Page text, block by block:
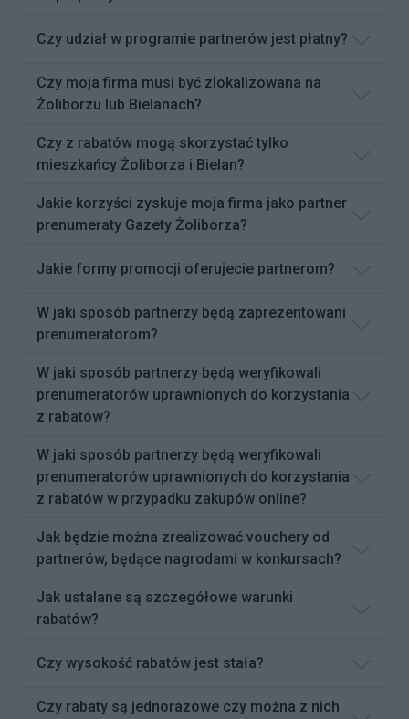
Czy udział w programie partnerów jest płatny?
Czy moja firma musi być zlokalizowana na
Żoliborzu lub Bielanach?
Czy z rabatów mogą skorzystać tylko
mieszkańcy Żoliborza i Bielan?
Jakie korzyści zyskuje moja firma jako partner
prenumeraty Gazety Żoliborza?
Jakie formy promocji oferujecie partnerom?
W jaki sposób partnerzy będą zaprezentowani
prenumeratorom?
W jaki sposób partnerzy będą weryfikowali
prenumeratorów uprawnionych do korzystania
z rabatów?
W jaki sposób partnerzy będą weryfikowali
prenumeratorów uprawnionych do korzystania
z rabatów w przypadku zakupów online?
Jak będzie można zrealizować vouchery od
partnerów, będące nagrodami w konkursach?
Jak ustalane są szczegółowe warunki
rabatów?
Czy wysokość rabatów jest stała?
Czy rabaty są jednorazowe czy można z nich